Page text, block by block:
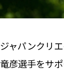
ジャパンクリ
竜彦選手をサポ